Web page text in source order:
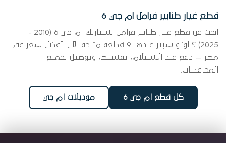
قطع غيار طنابير فرامل ام جي 6
ابحث عن قطع غيار طنابير فرامل لسيارتك ام جي 6 (2010 -
2025) ؟ أوتو سبير عندها 9 قطعة متاحة الآن بأفضل سعر في
مصر — دفع عند الاستلام، تقسيط، وتوصيل لجميع
المحافظات.
كل قطع ام جي 6 موديلات ام جي